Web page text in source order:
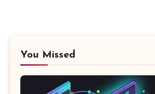
You Missed